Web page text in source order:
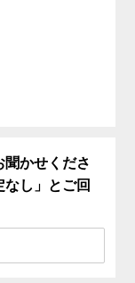
聞かせくださ
し」とご回